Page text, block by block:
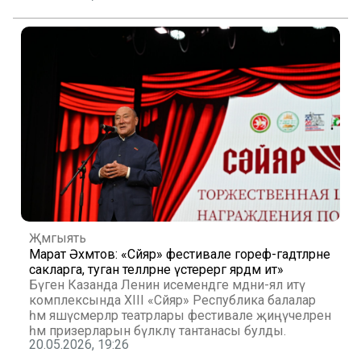
Җәмгыять
Марат Әхмәтов: «Сәйяр» фестивале гореф-гадәтләрне
сакларга, туган телләрне үстерергә ярдәм итә»
Бүген Казанда Ленин исемендәге мәдәни-ял итү
комплексында XIII «Сәйяр» Республика балалар
һәм яшүсмерләр театрлары фестивале җиңүчеләрен
һәм призерларын бүләкләү тантанасы булды.
20.05.2026, 19:26